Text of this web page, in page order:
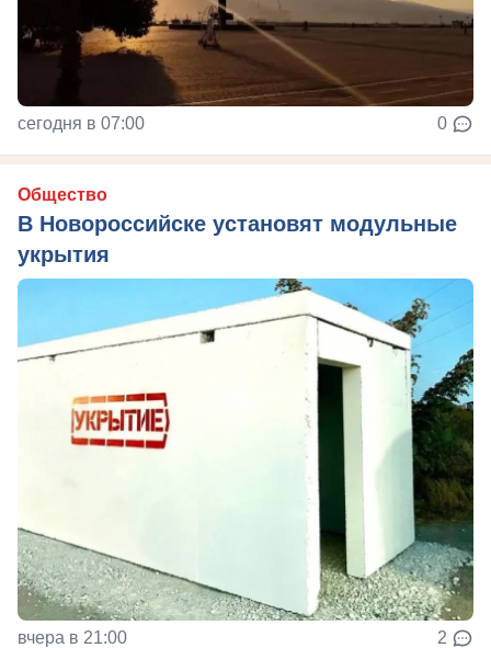
сегодня в 07:00 0
Общество
В Новороссийске установят модульные
укрытия
вчера в 21:00 2